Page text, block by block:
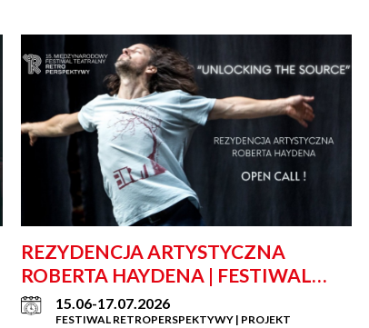
REZYDENCJA ARTYSTYCZNA
ROBERTA HAYDENA | FESTIWAL
RETROPERSPEKTYWY
15.06-17.07.2026
FESTIWAL RETROPERSPEKTYWY | PROJEKT